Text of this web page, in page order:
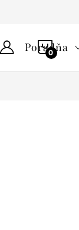
Poradňa